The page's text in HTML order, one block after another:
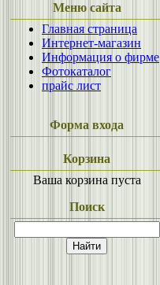
Меню сайта
Главная страница
Интернет-магазин
Информация о фирме
Фотокаталог
прайс лист
Форма входа
Корзина
Ваша корзина пуста
Поиск